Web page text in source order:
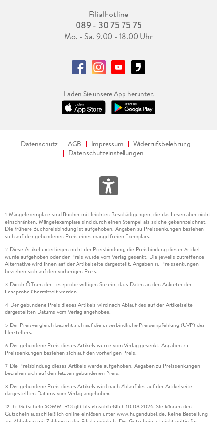
Filialhotline
089 - 30 75 75 75
Mo. - Sa. 9.00 - 18.00 Uhr
Laden Sie unsere App herunter.
Datenschutz AGB Impressum
Widerrufsbelehrung
Datenschutzeinstellungen
1 Mängelexemplare sind Bücher mit leichten Beschädigungen, die das Lesen aber nicht
einschränken. Mängelexemplare sind durch einen Stempel als solche gekennzeichnet.
Die frühere Buchpreisbindung ist aufgehoben. Angaben zu Preissenkungen beziehen
sich auf den gebundenen Preis eines mangelfreien Exemplars.
2 Diese Artikel unterliegen nicht der Preisbindung, die Preisbindung dieser Artikel
wurde aufgehoben oder der Preis wurde vom Verlag gesenkt. Die jeweils zutreffende
Alternative wird Ihnen auf der Artikelseite dargestellt. Angaben zu Preissenkungen
beziehen sich auf den vorherigen Preis.
3 Durch Öffnen der Leseprobe willigen Sie ein, dass Daten an den Anbieter der
Leseprobe übermittelt werden.
4 Der gebundene Preis dieses Artikels wird nach Ablauf des auf der Artikelseite
dargestellten Datums vom Verlag angehoben.
5 Der Preisvergleich bezieht sich auf die unverbindliche Preisempfehlung (UVP) des
Herstellers.
6 Der gebundene Preis dieses Artikels wurde vom Verlag gesenkt. Angaben zu
Preissenkungen beziehen sich auf den vorherigen Preis.
7 Die Preisbindung dieses Artikels wurde aufgehoben. Angaben zu Preissenkungen
beziehen sich auf den letzten gebundenen Preis.
8 Der gebundene Preis dieses Artikels wird nach Ablauf des auf der Artikelseite
dargestellten Datums vom Verlag angehoben.
12 Ihr Gutschein SOMMER13 gilt bis einschließlich 10.08.2026. Sie können den
Gutschein ausschließlich online einlösen unter www.hugendubel.de. Keine Bestellung